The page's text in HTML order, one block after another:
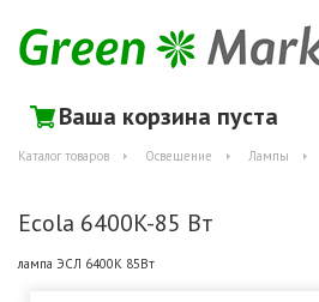
Ваша корзина пуста
Каталог товаров Освещение Лампы
Ecola 6400K-85 Вт
лампа ЭСЛ 6400K 85Вт